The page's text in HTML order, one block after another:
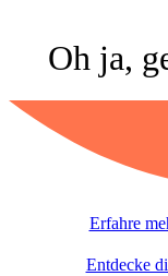
Oh ja,
Erfahre
Entdecke